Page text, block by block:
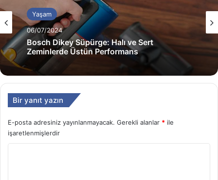
Yaşam
06/07/2024
Bosch Dikey Süpürge: Halı ve Sert
Zeminlerde Üstün Performans
Bir yanıt yazın
E-posta adresiniz yayınlanmayacak. Gerekli alanlar * ile
işaretlenmişlerdir